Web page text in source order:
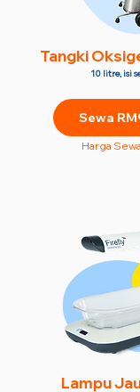
Tangki
10 litre, isi
Sewa
Harga
Lampu